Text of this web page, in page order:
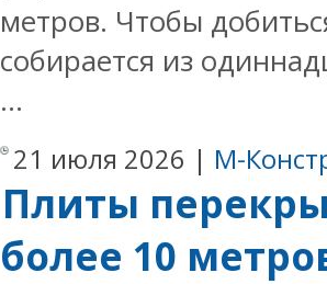
метров. Чтобы
собирается из
...
21 июля 2026 | М-
Плиты
более 10